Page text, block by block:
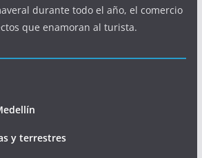
durante todo el año, el comercio
que enamoran al turista.
y terrestres